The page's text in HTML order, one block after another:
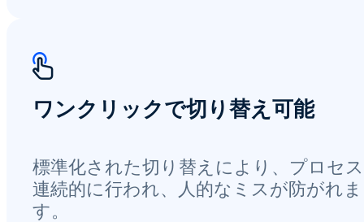
ワンクリックで切り替え可能
標準化された切り替えにより、プロセ
連続的に行われ、人的なミスが防がれま
す。